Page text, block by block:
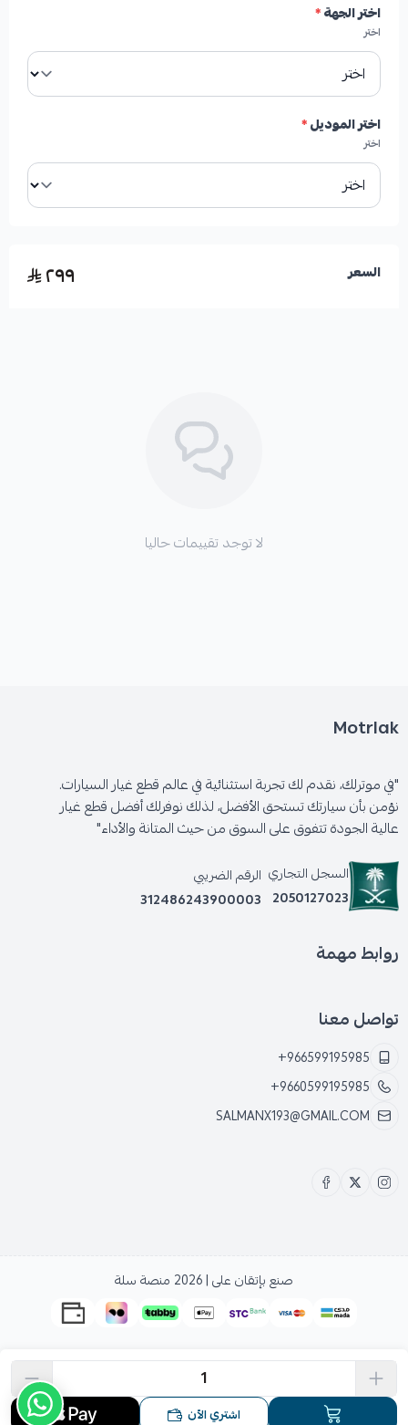
اختر الجهة*
اختر
اختر الموديل*
اختر
السعر ٢٩٩
اشتري الآن
لا توجد تقييمات حاليا
Motrlak
"في موترلك، نقدم لك تجربة استثنائية في عالم قطع غيار السيارات.
نؤمن بأن سيارتك تستحق الأفضل، لذلك نوفرلك أفضل قطع غيار
عالية الجودة تتفوق على السوق من حيث المتانة والأداء"
السجل التجاري
2050127023
الرقم الضريبي
312486243900003
روابط مهمة
تواصل معنا
+966599195985
+9660599195985
SALMANX193@GMAIL.COM
صنع بإتقان على | 2026 منصة سلة